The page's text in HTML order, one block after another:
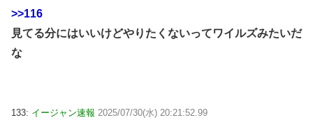
>>116
見てる分にはいいけどやりたくないってワイルズみたいだ
な
133: イージャン速報 2025/07/30(水) 20:21:52.99